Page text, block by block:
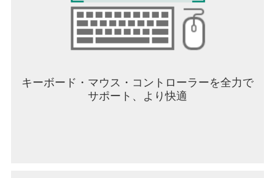
【フォローお願いします】
公式サイト：https://www.dunkcitymobile.com/jp/m/
X：https://x.com/NBADunkCityJP
TikTok：https://www.tiktok.com/@nbadunkcityjp
https://www.youtube.com/@NBADunkCityJP
Discord：https://discord.gg/Jax86DA8xk
キーボード・マウス・コントローラーを全力で
サポート、より快適